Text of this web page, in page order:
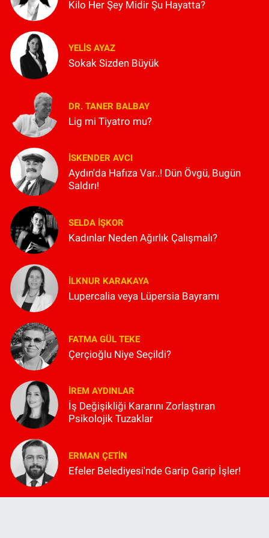
Kilo Her Şey Midir Şu Hayatta?
YELIS AYAZ
Sokak Sizden Büyük
DR. TANER BALBAY
Lig mi Tiyatro mu?
İSKENDER AVCI
Aydın'da Hafıza Var..! Dün Övgü, Bugün
Saldırı!
SELDA İŞKOR
Kadınlar Neden Ağırlık Çalışmalı?
İLKNUR KARAKAYA
Lupercalia veya Lüpersia Bayramı
FATMA GÜL TEKE
Çerçioğlu Niye Seçildi?
İREM AYDINLAR
İş Değişikliği Kararını Zorlaştıran
Psikolojik Tuzaklar
ERMAN ÇETIN
Efeler Belediyesi'nde Garip Garip İşler!